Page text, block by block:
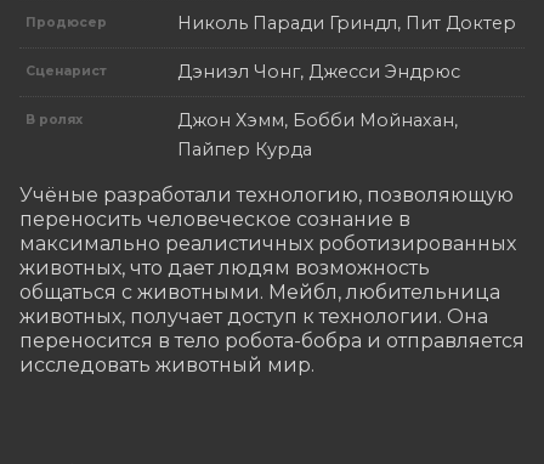
Продюсер Николь Паради Гриндл, Пит Доктер
Сценарист Дэниэл Чонг, Джесси Эндрюс
В ролях
Джон Хэмм, Бобби Мойнахан,
Пайпер Курда
Учёные разработали технологию, позволяющую
переносить человеческое сознание в
максимально реалистичных роботизированных
животных, что дает людям возможность
общаться с животными. Мейбл, любительница
животных, получает доступ к технологии. Она
переносится в тело робота-бобра и отправляется
исследовать животный мир.